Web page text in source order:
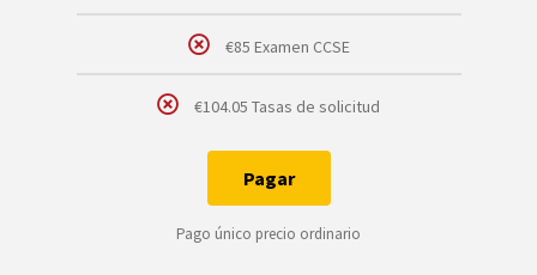
€85 Examen CCSE
€104.05 Tasas de solicitud
Pagar
Pago único precio ordinario